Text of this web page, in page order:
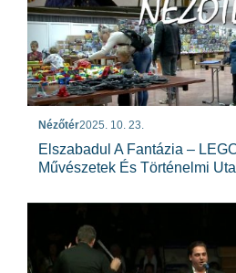
Nézőtér2025. 10. 23.
Elszabadul A Fantázia –
Művészetek És Történelmi